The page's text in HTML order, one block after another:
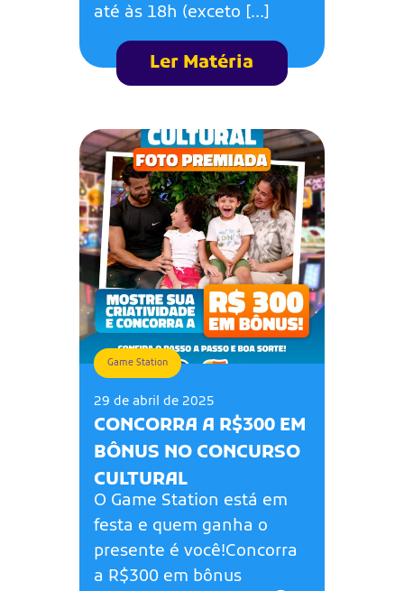
até às 18h (exceto […]
Ler Matéria
Game Station
29 de abril de 2025
CONCORRA A R$300 EM
BÔNUS NO CONCURSO
CULTURAL
O Game Station está em
festa e quem ganha o
presente é você!Concorra
a R$300 em bônus